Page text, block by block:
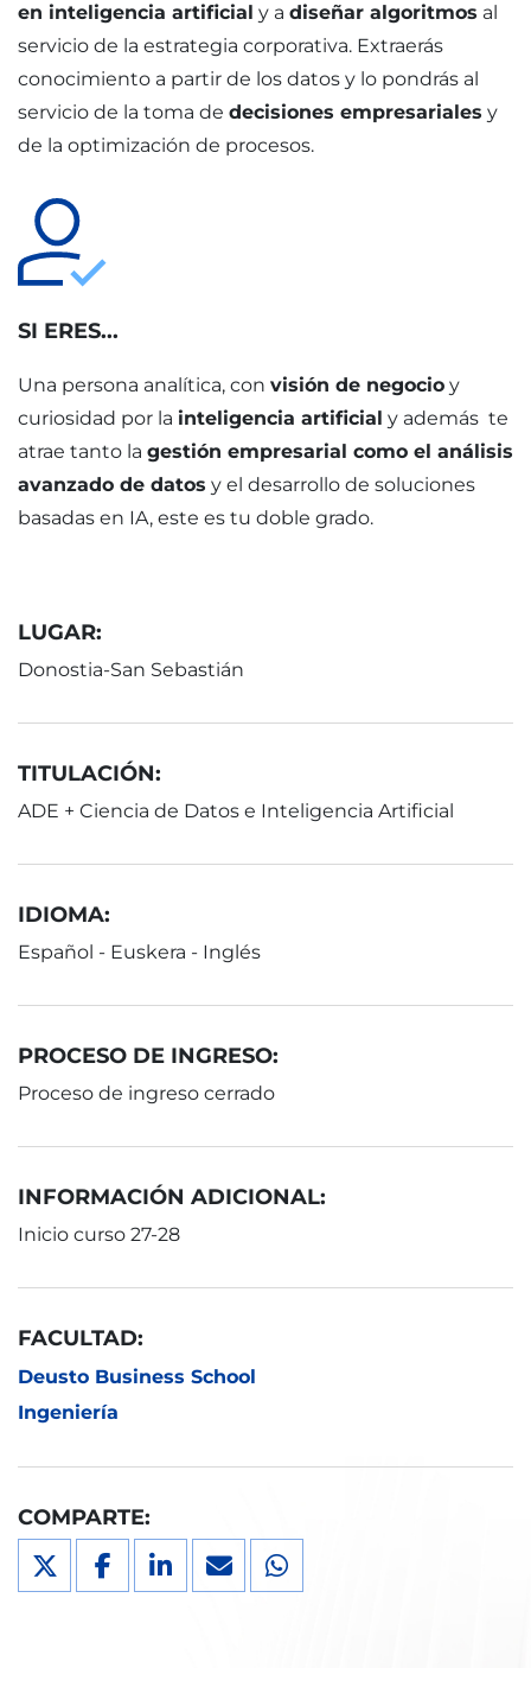
en inteligencia artificial y a diseñar algoritmos al
servicio de la estrategia corporativa. Extraerás
conocimiento a partir de los datos y lo pondrás al
servicio de la toma de decisiones empresariales y
de la optimización de procesos.
SI ERES...
Una persona analítica, con visión de negocio y
curiosidad por la inteligencia artificial y además te
atrae tanto la gestión empresarial como el análisis
avanzado de datos y el desarrollo de soluciones
basadas en IA, este es tu doble grado.
LUGAR:
Donostia-San Sebastián
TITULACIÓN:
ADE + Ciencia de Datos e Inteligencia Artificial
IDIOMA:
Español - Euskera - Inglés
PROCESO DE INGRESO:
Proceso de ingreso cerrado
INFORMACIÓN ADICIONAL:
Inicio curso 27-28
FACULTAD:
Deusto Business School
Ingeniería
COMPARTE: